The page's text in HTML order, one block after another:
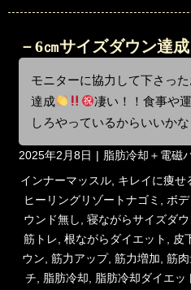
－6㎝サイズダウン達成
モニターに協力して下さっ
達成
凄い！！食事や
しろやっているからいいか
投
稿
日:
2025年2月8日
カ
テ
ゴ
リ
ー
脂肪冷却＋電磁
タ
グ
インナーマッスル キレイに痩せ
ヒーリングリゾートナゴミ
ボ
ウンド無し
,寝ながらサイズダウ
筋トレ ,根ながらダイエット 皮
ウン ,筋力アップ,筋力増加 ,筋
チ
脂肪冷却 脂肪冷却ダイエッ